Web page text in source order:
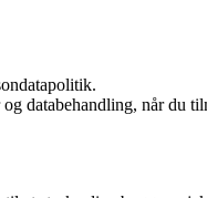
databehandling, når du